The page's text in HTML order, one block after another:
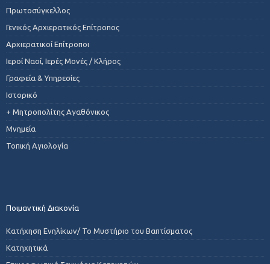
Πρωτοσύγκελλος
Γενικός Αρχιερατικός Επίτροπος
Αρχιερατικοί Επίτροποι
Ιεροί Ναοί, Ιερές Μονές / Κλήρος
Γραφεία & Υπηρεσίες
Ιστορικό
+ Μητροπολίτης Αγαθόνικος
Μνημεία
Τοπική Αγιολογία
Ποιμαντική Διακονία
Κατήχηση Ενηλίκων/ Το Μυστήριο του Βαπτίσματος
Κατηχητικά